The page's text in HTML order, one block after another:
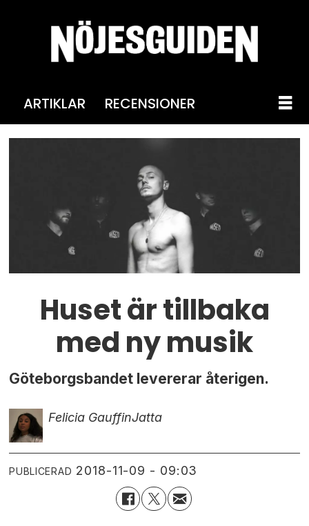
ARTIKLAR RECENSIONER
Huset är tillbaka
med ny musik
Göteborgsbandet levererar återigen.
Felicia GauffinJatta
PUBLICERAD 2018-11-09 - 09:03